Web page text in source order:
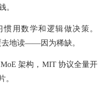
。
用数学和逻辑做决策。
去地读——因为稀缺。
架构，MIT 协议全量开
。